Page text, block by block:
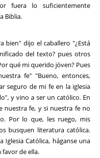
fuera lo suficientemente
Biblia.
bien" dijo el caballero "¿Está
del texto? pues otros
qué mi querido jóven? Pues
fe" "Bueno, entonces,
seguro de mi fe en la iglesia
y vino a ser un católico. En
nuestra fe, y si nuestra fe no
Por lo que, les ruego, mis
busquen literatura católica.
Católica, háganse una
favor de ella.